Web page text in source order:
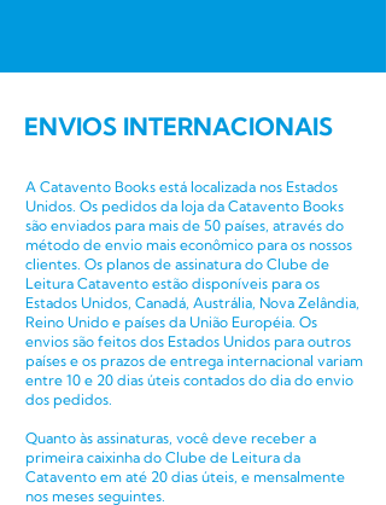
ENVIOS INTERNACIONAIS
A Catavento Books está localizada nos Estados
Unidos. Os pedidos da loja da Catavento Books
são enviados para mais de 50 países, através do
método de envio mais econômico para os nossos
clientes. Os planos de assinatura do Clube de
Leitura Catavento estão disponíveis para os
Estados Unidos, Canadá, Austrália, Nova Zelândia,
Reino Unido e países da União Européia. Os
envios são feitos dos Estados Unidos para outros
países e os prazos de entrega internacional variam
entre 10 e 20 dias úteis contados do dia do envio
dos pedidos.
Quanto às assinaturas, você deve receber a
primeira caixinha do Clube de Leitura da
Catavento em até 20 dias úteis, e mensalmente
nos meses seguintes.